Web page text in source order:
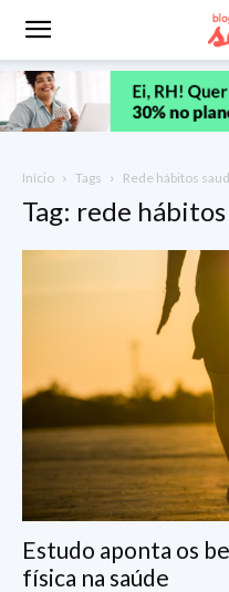
Início Tags Rede hábitos
Tag: rede
Estudo aponta os
física na saúde